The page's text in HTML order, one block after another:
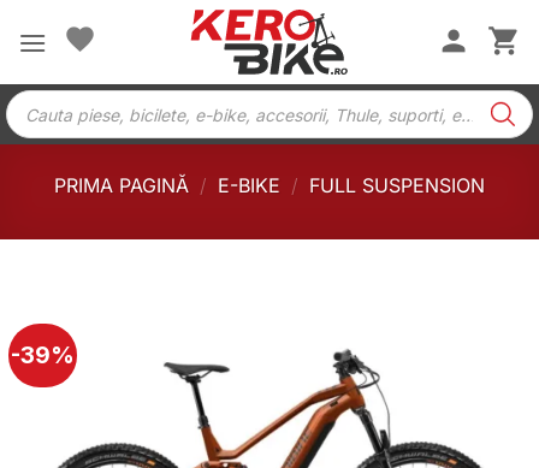
Products
search
PRIMA PAGINĂ / E-BIKE / FULL SUSPENSION
-39%